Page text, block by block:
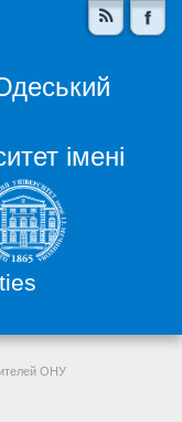
імені
ОНУ